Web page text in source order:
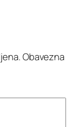
Obavezna